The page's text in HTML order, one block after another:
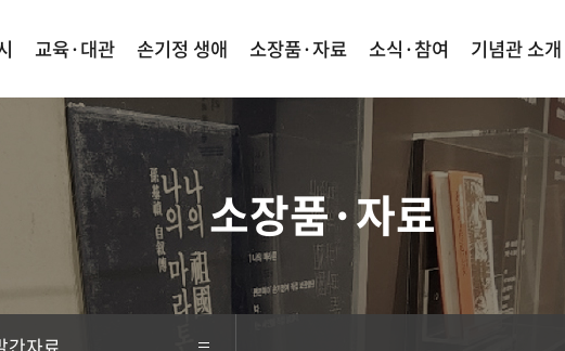
교육·대관 손기정 생애 소장품·자료 소식·참여 기념관 소개
검색
사이트맵
소장품·자료